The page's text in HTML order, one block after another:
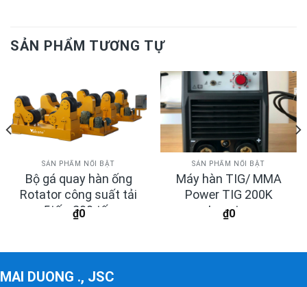
SẢN PHẨM TƯƠNG TỰ
SẢN PHẨM NỔI BẬT
Bộ gá quay hàn ống
Rotator công suất tải
5tấn-200 tấn
₫0
SẢN PHẨM NỔI BẬT
Máy hàn TIG/ MMA
Power TIG 200K
Inverter
₫0
MAI DUONG ., JSC